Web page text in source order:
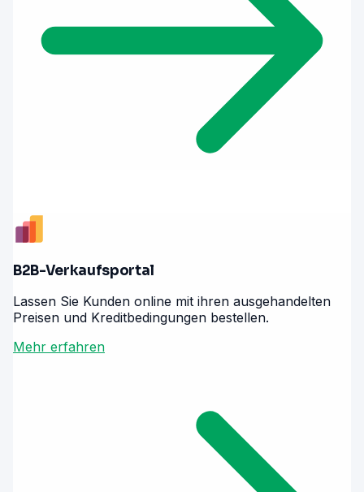
B2B-Verkaufsportal
Lassen Sie Kunden online mit ihren ausgehandelten
Preisen und Kreditbedingungen bestellen.
Mehr erfahren